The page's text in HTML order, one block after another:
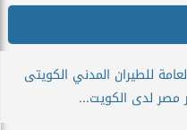
للطيران المدني الكويتى
لدى الكويت...